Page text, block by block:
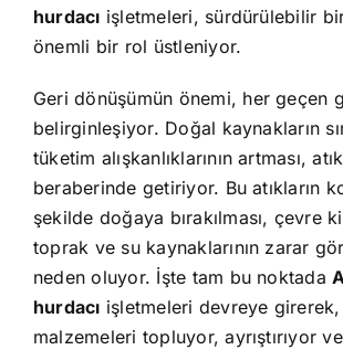
hurdacı işletmeleri, sürdürülebilir
önemli bir rol üstleniyor.
Geri dönüşümün önemi, her geçen
belirginleşiyor. Doğal kaynakların
tüketim alışkanlıklarının artması,
beraberinde getiriyor. Bu atıkların
şekilde doğaya bırakılması, çevre
toprak ve su kaynaklarının zarar
neden oluyor. İşte tam bu noktada
hurdacı işletmeleri devreye girerek,
malzemeleri topluyor, ayrıştırıyor